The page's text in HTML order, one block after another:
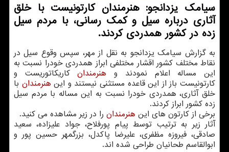
سیامك یزدانجو: هنرمندان كارتونیست با خلق
آثاری درباره سیل و كمك رسانی، با مردم سیل
زده در كشور همدردی كردند.
به گزارش سیامك یزدانجو به نقل از مهر، سپس وقوع سیل در
نقاط مختلف كشور اقشار مختلفی ابراز همدردی خودرا نسبت به
این مساله اعلام نمودند و هنرمندانكاریكاتوریست و
كارتونیست باز از این قاعده مستثنی نیستند و این هنرمندان با
خلق آثاری، همدردی خودرا نسبت به این مساله با مردم سیل
زده كشور ابراز كردند.
برخی از كارتون های این هنرمندان را در زیر مشاهده می كنید.
آثار زیر به ترتیب توسط پیام پورفلاح، جواد علیزاده، سعید
صادقی، فیروزه مظفری، علیرضا پاكدل، بزرگمهر حسین پور و
ابوالقاسم طحانیان طراحی شده اند.